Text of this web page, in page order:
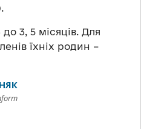
3, 5 місяців. Для
їхніх родин –